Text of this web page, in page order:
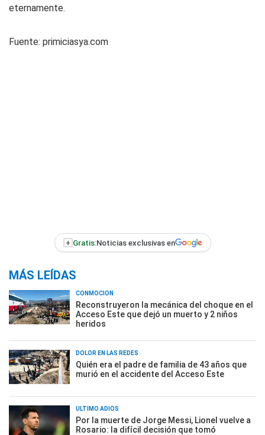
eternamente.
Fuente: primiciasya.com
+ Gratis:Noticias exclusivas en
MÁS LEÍDAS
CONMOCIÓN
Reconstruyeron la mecánica del choque en el
Acceso Este que dejó un muerto y 2 niños
heridos
DOLOR EN LAS REDES
Quién era el padre de familia de 43 años que
murió en el accidente del Acceso Este
ÚLTIMO ADIÓS
Por la muerte de Jorge Messi, Lionel vuelve a
Rosario: la difícil decisión que tomó